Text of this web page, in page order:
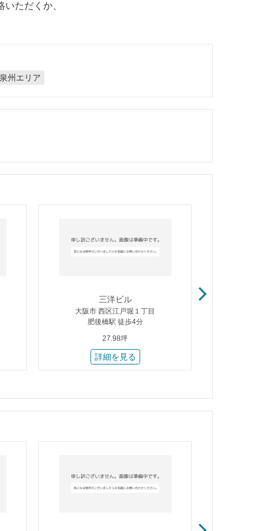
ただくか、
泉州エリア
三洋ビル
大阪市 西区江戸堀１丁目
肥後橋駅 徒歩4分
27.98坪
詳細を見る